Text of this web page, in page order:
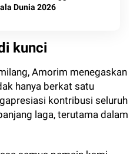
Dunia 2026
kunci
Amorim menegaskan
hanya berkat satu
kontribusi seluruh
laga, terutama dalam